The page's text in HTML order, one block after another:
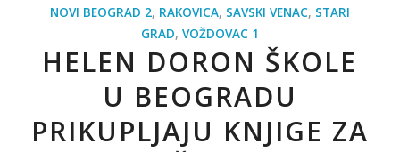
NOVI BEOGRAD 2, RAKOVICA, SAVSKI VENAC, STARI
GRAD, VOŽDOVAC 1
HELEN DORON ŠKOLE
U BEOGRADU
PRIKUPLJAJU KNJIGE ZA